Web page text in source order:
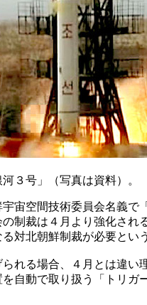
３号」（写真は資料）。
宙空間技術委員会名義で
制裁は４月より強化され
対北朝鮮制裁が必要とい
られる場合、４月とは違
自動で取り扱う「トリガ